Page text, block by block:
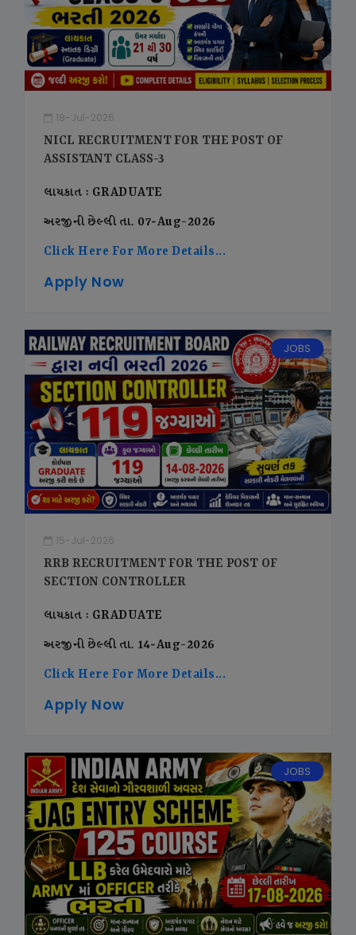
18-Jul-2026
NICL RECRUITMENT FOR THE POST OF
ASSISTANT CLASS-3
લાયકાત : GRADUATE
અરજીની છેલ્લી તા. 07-Aug-2026
Click Here For More Details...
Apply Now
JOBS
15-Jul-2026
RRB RECRUITMENT FOR THE POST OF
SECTION CONTROLLER
લાયકાત : GRADUATE
અરજીની છેલ્લી તા. 14-Aug-2026
Click Here For More Details...
Apply Now
JOBS